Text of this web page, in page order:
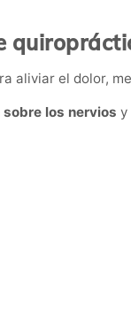
aliviar el dolor,
los nervios y